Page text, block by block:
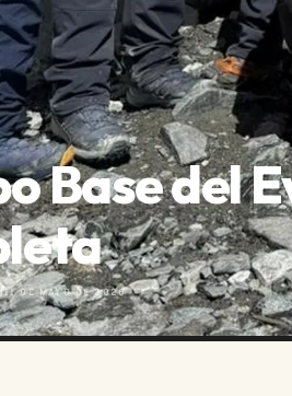
Base del
11 DE MAYO DE 2026